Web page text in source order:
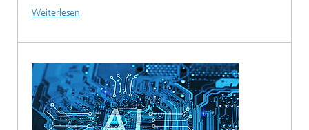
Weiterlesen